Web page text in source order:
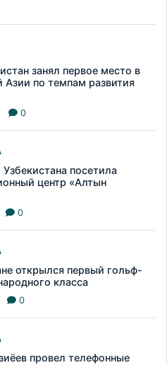
занял первое место в
Азии по темпам развития
0
посетила
центр «Алтын
0
открылся первый гольф-
класса
0
провел телефонные